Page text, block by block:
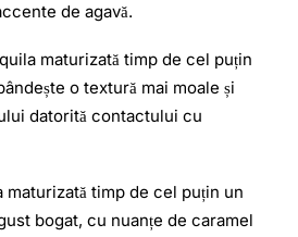
de agavă.
maturizată timp de cel puțin
o textură mai moale și
datorită contactului cu
maturizată timp de cel puțin un
bogat, cu nuanțe de caramel